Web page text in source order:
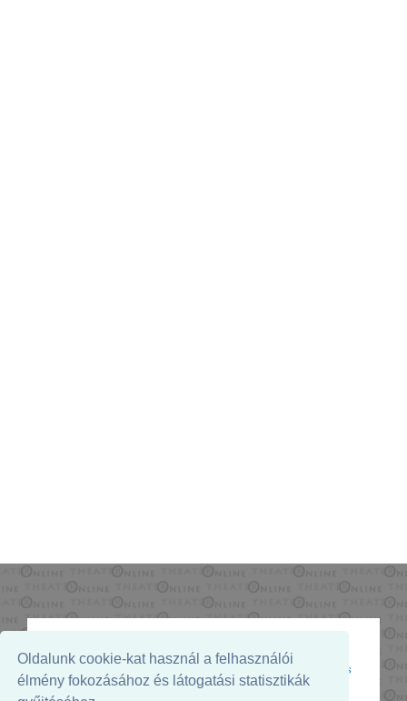
Oldalunk cookie-kat használ a felhasználói
élmény fokozásához és látogatási statisztikák
Az oldal megjelenését támogatja: